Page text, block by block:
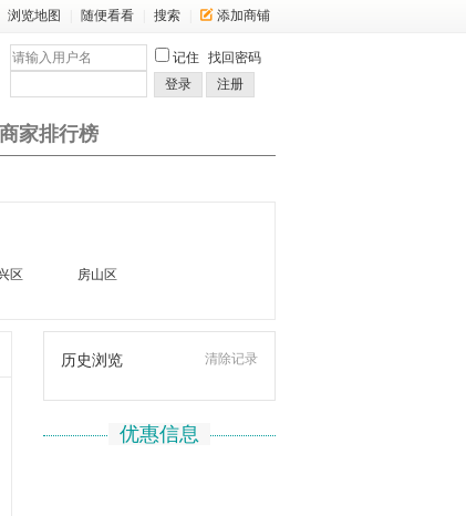
浏览地图 随便看看 搜索 添加商铺
记住 找回密码
登录
注册
商家排行榜
区
房山区
清除记录
历史浏览
优惠信息